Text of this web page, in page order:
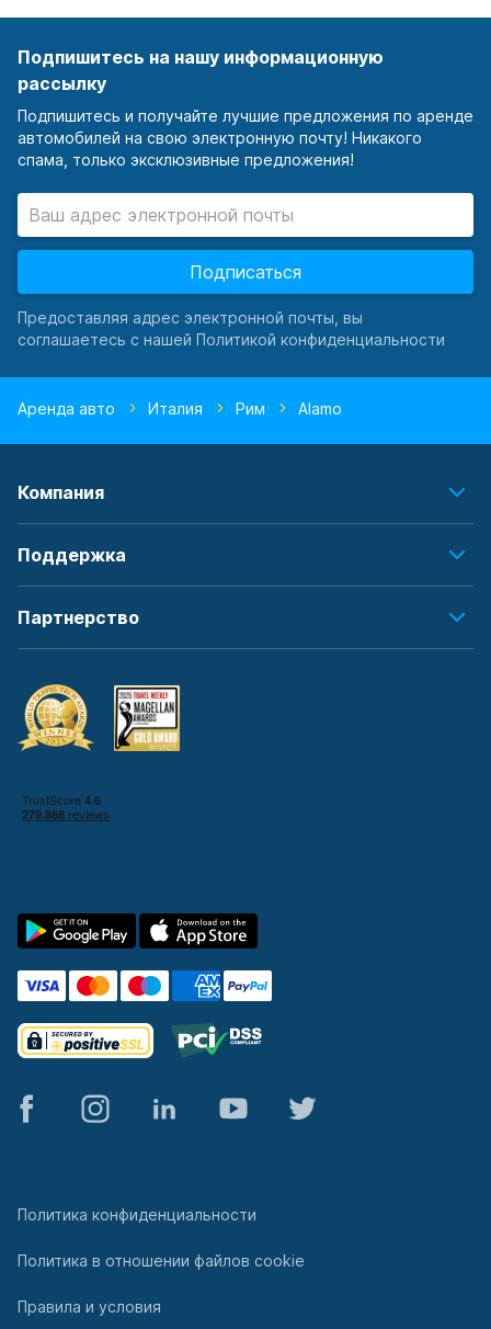
Подпишитесь на нашу информационную
рассылку
Подпишитесь и получайте лучшие предложения по аренде
автомобилей на свою электронную почту! Никакого
спама, только эксклюзивные предложения!
Подписаться
Предоставляя адрес электронной почты, вы
соглашаетесь с нашей Политикой конфиденциальности
Аренда авто Италия Рим Alamo
Компания
Поддержка
Партнерство